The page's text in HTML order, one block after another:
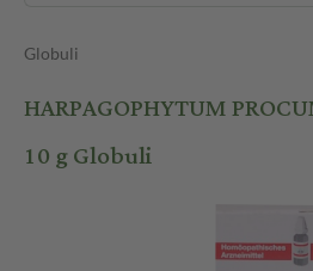
Globuli
HARPAGOPHYTUM
10 g Globuli